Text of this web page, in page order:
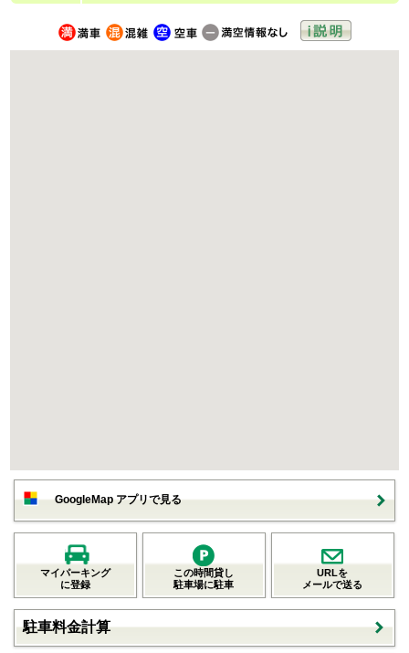
GoogleMap アプリで見る
マイパーキング
に登録
この時間貸し
駐車場に駐車
URLを
メールで送る
駐車料金計算